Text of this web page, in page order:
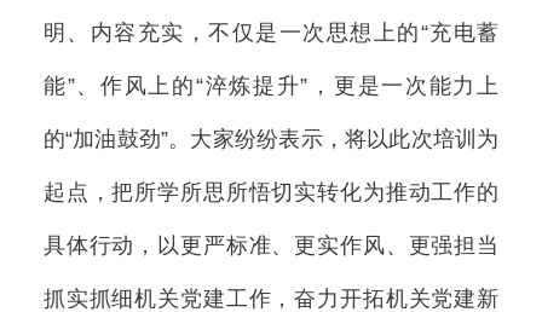
明、内容充实，不仅是一次思想上的“充电蓄
能”、作风上的“淬炼提升”，更是一次能力上
的“加油鼓劲”。大家纷纷表示，将以此次培训为
起点，把所学所思所悟切实转化为推动工作的
具体行动，以更严标准、更实作风、更强担当
抓实抓细机关党建工作，奋力开拓机关党建新